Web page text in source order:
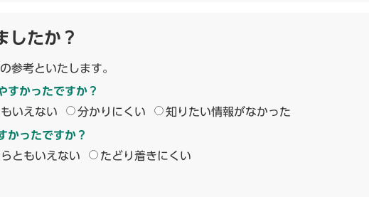
したか？
参考といたします。
すかったですか？
いえない 分かりにくい 知りたい情報がなかった
かったですか？
ともいえない たどり着きにくい